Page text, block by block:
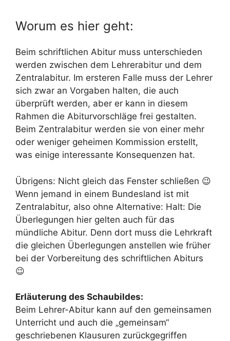
Worum es hier geht:
Beim schriftlichen Abitur muss unterschieden
werden zwischen dem Lehrerabitur und dem
Zentralabitur. Im ersteren Falle muss der Lehrer
sich zwar an Vorgaben halten, die auch
überprüft werden, aber er kann in diesem
Rahmen die Abiturvorschläge frei gestalten.
Beim Zentralabitur werden sie von einer mehr
oder weniger geheimen Kommission erstellt,
was einige interessante Konsequenzen hat.
Übrigens: Nicht gleich das Fenster schließen 😉
Wenn jemand in einem Bundesland ist mit
Zentralabitur, also ohne Alternative: Halt: Die
Überlegungen hier gelten auch für das
mündliche Abitur. Denn dort muss die Lehrkraft
die gleichen Überlegungen anstellen wie früher
bei der Vorbereitung des schriftlichen Abiturs
😉
Erläuterung des Schaubildes:
Beim Lehrer-Abitur kann auf den gemeinsamen
Unterricht und auch die „gemeinsam“
geschriebenen Klausuren zurückgegriffen